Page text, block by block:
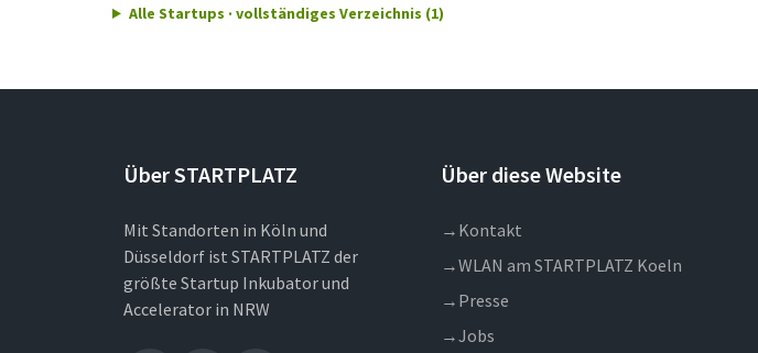
Alle Startups · vollständiges Verzeichnis (1)
Über STARTPLATZ
Mit Standorten in Köln und
Düsseldorf ist STARTPLATZ der
größte Startup Inkubator und
Accelerator in NRW
Über diese Website
→ Kontakt
→WLAN am STARTPLATZ Koeln
→ Presse
→Jobs